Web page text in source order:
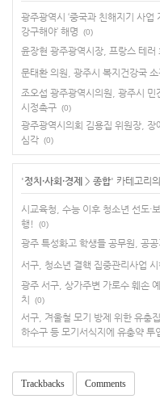
광주광역시 ‘중국과 친해지기 사업
강구해야’ 해명
(0)
윤장현 광주광역시장, 프랑스 테러
문태환 의원, 광주시 복지건강국
조오섭 광주광역시의원, 광주시 민
시정촉구 (0)
광주광역시의회 김용집 위원장, 장
심각 (0)
'정치·사회·경제 > 종합' 카테고리
시교육청, 수능 이후 청소년 선도·
행!
(0)
광주 특성화고 학생들 공무원, 공
서구, 청소년 결핵 집중관리사업 시
광주 서구, 상가주변 가로수 훼손
치
(0)
서구, 겨울철 모기 방제 위한 유충
하수구 등 모기서식지에 유충약 투
Trackbacks Comments